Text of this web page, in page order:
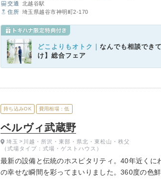
交通
北越谷駅
住所 埼玉県越谷市神明町2-170
どこよりもオトク｜ なんでも相談でき
け】総合フェア
ベルヴィ武蔵野
持ち込みOK 費用相場：低
最新の設備と伝統のホスピタリティ。40年近くに
の幸せな瞬間を彩ってまいりました。360度の色鮮
埼玉
川越・所沢・東部・県北・東松山・秩父
（式場タイプ：式場・ゲストハウス）